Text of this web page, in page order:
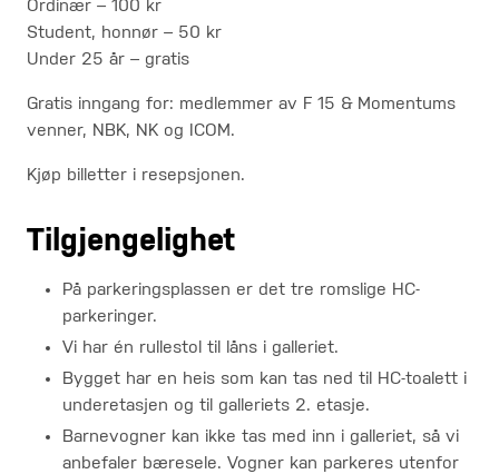
Ordinær – 100 kr
Student, honnør – 50 kr
Under 25 år – gratis
Gratis inngang for: medlemmer av F 15 & Momentums
venner, NBK, NK og ICOM.
Kjøp billetter i resepsjonen.
Tilgjengelighet
På parkeringsplassen er det tre romslige HC-
parkeringer.
Vi har én rullestol til låns i galleriet.
Bygget har en heis som kan tas ned til HC-toalett i
underetasjen og til galleriets 2. etasje.
Barnevogner kan ikke tas med inn i galleriet, så vi
anbefaler bæresele. Vogner kan parkeres utenfor